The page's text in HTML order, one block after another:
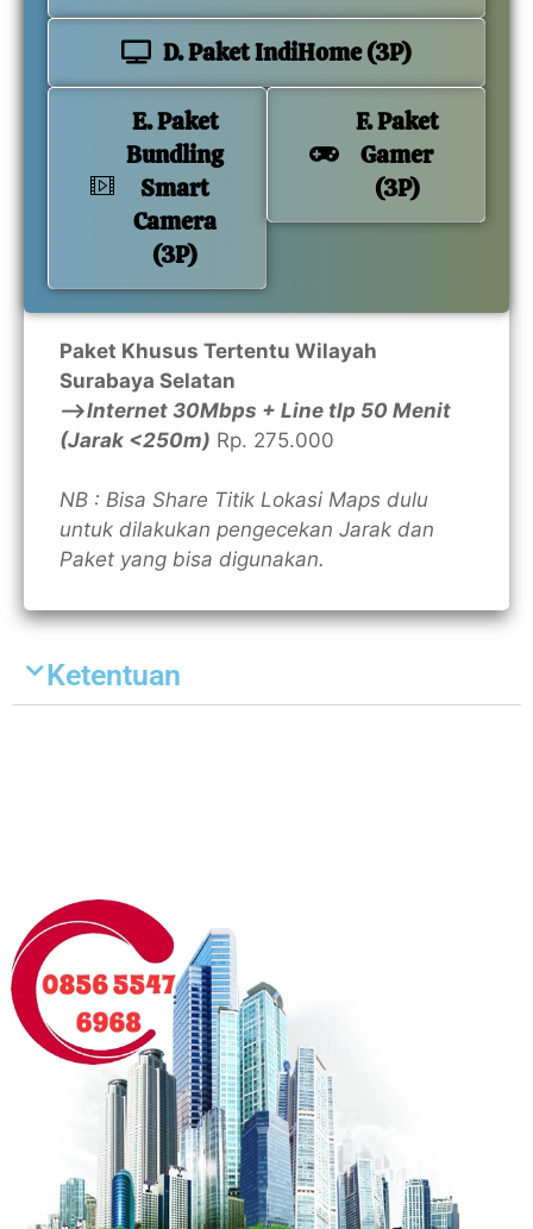
D. Paket IndiHome (3P)
E. Paket
Bundling
Smart
Camera
(3P)
F. Paket
Gamer
(3P)
Paket Khusus Tertentu Wilayah
Surabaya Selatan
—>Internet 30Mbps + Line tlp 50 Menit
(Jarak <250m) Rp. 275.000
NB : Bisa Share Titik Lokasi Maps dulu
untuk dilakukan pengecekan Jarak dan
Paket yang bisa digunakan.
Ketentuan